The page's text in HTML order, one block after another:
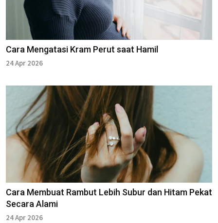
Cara Mengatasi Kram Perut saat Hamil
24 Apr 2026
Cara Membuat Rambut Lebih Subur dan Hitam Pekat
Secara Alami
24 Apr 2026